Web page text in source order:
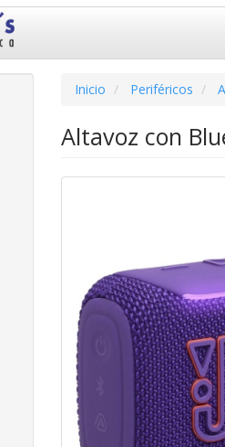
Inicio Periféricos
Altavoz con